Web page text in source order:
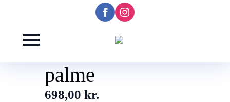
Kunstig Parlour
palme
698,00 kr.